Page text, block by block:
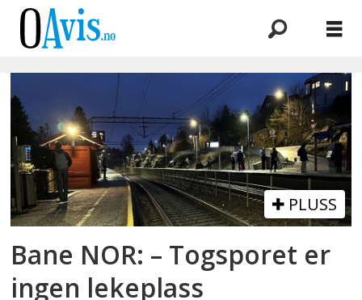
Emne:
togsporet
PLUSS
Bane NOR: – Togsporet er
ingen lekeplass